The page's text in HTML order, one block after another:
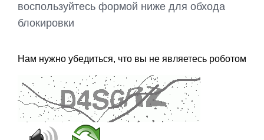
воспользуйтесь формой ниже для обхода
блокировки
Нам нужно убедиться, что вы не являетесь роботом